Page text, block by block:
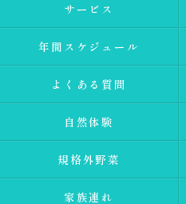
サービス
年間スケジュール
よくある質問
自然体験
規格外野菜
家族連れ